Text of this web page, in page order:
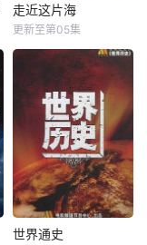
走近这片海
更新至第05集
世界通史